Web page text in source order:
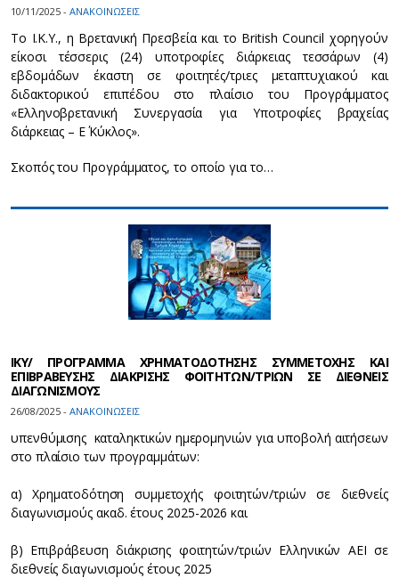
10/11/2025 - ΑΝΑΚΟΙΝΩΣΕΙΣ
Το Ι.Κ.Υ., η Βρετανική Πρεσβεία και το Βritish Council χορηγούν
είκοσι τέσσερις (24) υποτροφίες διάρκειας τεσσάρων (4)
εβδομάδων έκαστη σε φοιτητές/τριες μεταπτυχιακού και
διδακτορικού επιπέδου στο πλαίσιο του Προγράμματος
«Ελληνοβρετανική Συνεργασία για Υποτροφίες βραχείας
διάρκειας – Ε΄ Κύκλος».
Σκοπός του Προγράμματος, το οποίο για το…
ΙΚΥ/ ΠΡΟΓΡΑΜΜΑ ΧΡΗΜΑΤΟΔΟΤΗΣΗΣ ΣΥΜΜΕΤΟΧΗΣ ΚΑΙ
ΕΠΙΒΡΑΒΕΥΣΗΣ ΔΙΑΚΡΙΣΗΣ ΦΟΙΤΗΤΩΝ/ΤΡΙΩΝ ΣΕ ΔΙΕΘΝΕΙΣ
ΔΙΑΓΩΝΙΣΜΟΥΣ
26/08/2025 - ΑΝΑΚΟΙΝΩΣΕΙΣ
υπενθύμισης καταληκτικών ημερομηνιών για υποβολή αιτήσεων
στο πλαίσιο των προγραμμάτων:
α) Χρηματοδότηση συμμετοχής φοιτητών/τριών σε διεθνείς
διαγωνισμούς ακαδ. έτους 2025-2026 και
β) Επιβράβευση διάκρισης φοιτητών/τριών Ελληνικών ΑΕΙ σε
διεθνείς διαγωνισμούς έτους 2025